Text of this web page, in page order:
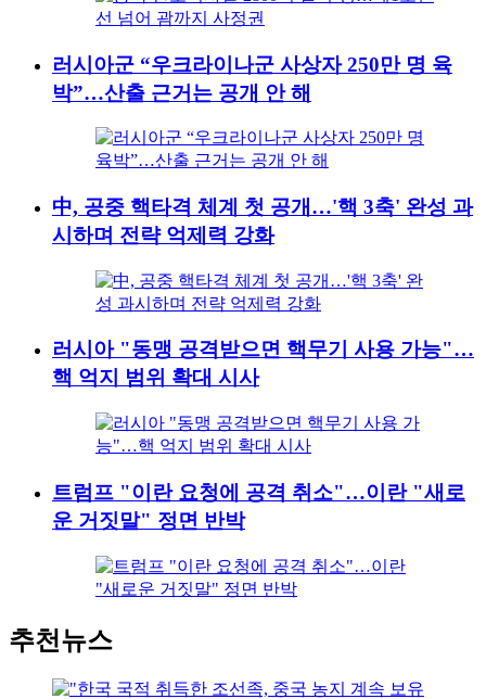
러시아군 “우크라이나군 사상자 250만 명 육
박”…산출 근거는 공개 안 해
中, 공중 핵타격 체계 첫 공개…'핵 3축' 완성 과
시하며 전략 억제력 강화
러시아 "동맹 공격받으면 핵무기 사용 가능"…
핵 억지 범위 확대 시사
트럼프 "이란 요청에 공격 취소"…이란 "새로
운 거짓말" 정면 반박
추천뉴스